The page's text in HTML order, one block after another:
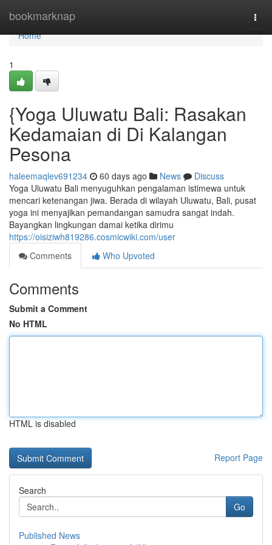
bookmarknap
Home
Home
1
{Yoga Uluwatu Bali: Rasakan
Kedamaian di Di Kalangan
Pesona
haleemaqlev691234 60 days ago News
Discuss
Yoga Uluwatu Bali menyuguhkan pengalaman istimewa untuk
mencari ketenangan jiwa. Berada di wilayah Uluwatu, Bali, pusat
yoga ini menyajikan pemandangan samudra sangat indah.
Bayangkan lingkungan damai ketika dirimu
https://oisiziwh819286.cosmicwiki.com/user
Comments
Who Upvoted
Comments
Submit a Comment
No HTML
HTML is disabled
Report Page
Search
Go
Published News